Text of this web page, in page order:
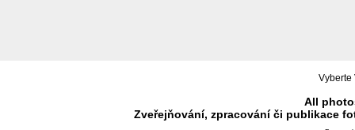
Vyberte
All
Zveřejňování, zpracování či publikace